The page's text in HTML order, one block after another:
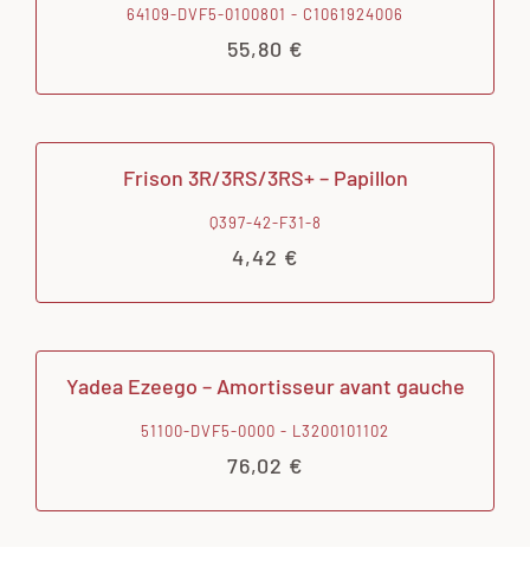
64109-DVF5-0100801 - C1061924006
55,80 €
Frison 3R/3RS/3RS+ – Papillon
Q397-42-F31-8
4,42 €
Yadea Ezeego – Amortisseur avant gauche
51100-DVF5-0000 - L3200101102
76,02 €